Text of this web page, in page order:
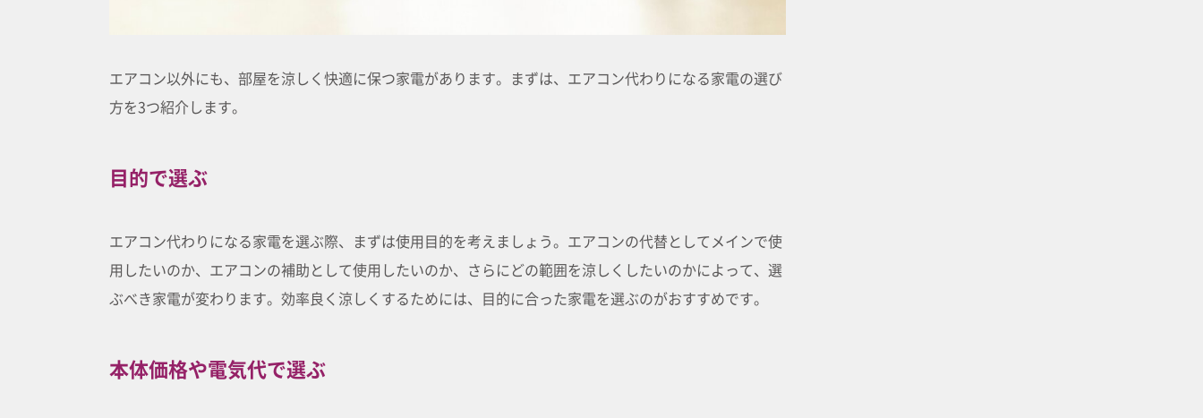
エアコン以外にも、部屋を涼しく快適に保つ家電があります。まずは、エアコン代わりになる家電の選び
方を3つ紹介します。
目的で選ぶ
エアコン代わりになる家電を選ぶ際、まずは使用目的を考えましょう。エアコンの代替としてメインで使
用したいのか、エアコンの補助として使用したいのか、さらにどの範囲を涼しくしたいのかによって、選
ぶべき家電が変わります。効率良く涼しくするためには、目的に合った家電を選ぶのがおすすめです。
本体価格や電気代で選ぶ